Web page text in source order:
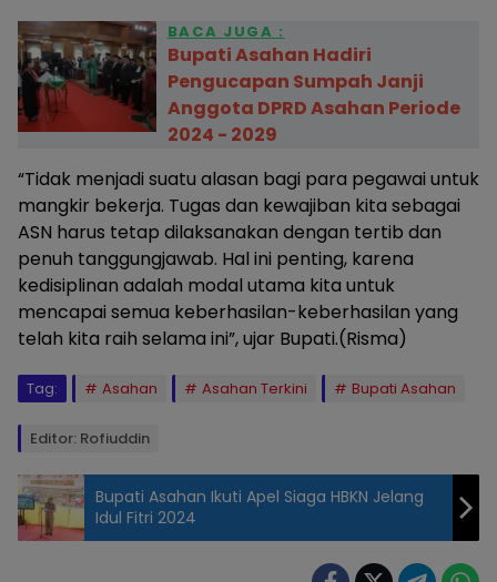
BACA JUGA :
Bupati Asahan Hadiri
Pengucapan Sumpah Janji
Anggota DPRD Asahan Periode
2024 - 2029
“Tidak menjadi suatu alasan bagi para pegawai untuk
mangkir bekerja. Tugas dan kewajiban kita sebagai
ASN harus tetap dilaksanakan dengan tertib dan
penuh tanggungjawab. Hal ini penting, karena
kedisiplinan adalah modal utama kita untuk
mencapai semua keberhasilan-keberhasilan yang
telah kita raih selama ini”, ujar Bupati.(Risma)
Tag: Asahan Asahan Terkini Bupati Asahan
Editor: Rofiuddin
Bupati Asahan Ikuti Apel Siaga HBKN Jelang
Idul Fitri 2024